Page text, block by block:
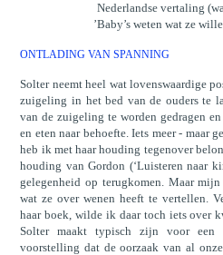
Nederlandse vertaling
’Baby’s weten wat ze
ONTLADING VAN SPANNING
Solter neemt heel wat lovenswaardige
zuigeling in het bed van de ouders te
van de zuigeling te worden gedragen
en eten naar behoefte. Iets meer - maar
heb ik met haar houding tegenover
houding van Gordon (‘Luisteren naar
gelegenheid op terugkomen. Maar
wat ze over wenen heeft te vertellen.
haar boek, wilde ik daar toch iets over
Solter maakt typisch zijn voor een
voorstelling dat de oorzaak van al